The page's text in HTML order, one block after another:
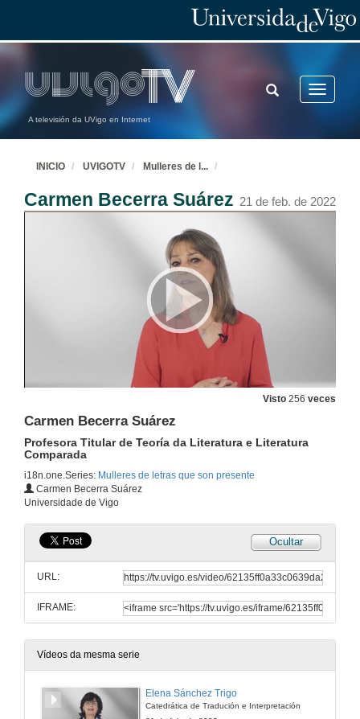
A televisión da UVigo en Internet
Toggle
TOGGLE
SEARCH
INICIO UVIGOTV Mulleres de l ...
Carmen Becerra Suárez 21 de feb. de 2022
Visto 256 veces
Carmen Becerra Suárez
Profesora Titular de Teoría da Literatura e Literatura
Comparada
i18n.one.Series: Mulleres de letras que son presente
Carmen Becerra Suárez
Universidade de Vigo
Ocultar
URL:
IFRAME:
Vídeos da mesma serie
Elena Sánchez Trigo
Catedrática de Tradución e Interpretación